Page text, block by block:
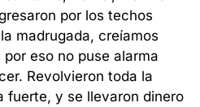
por los techos
madrugada, creíamos
eso no puse alarma
Revolvieron toda la
fuerte, y se llevaron dinero